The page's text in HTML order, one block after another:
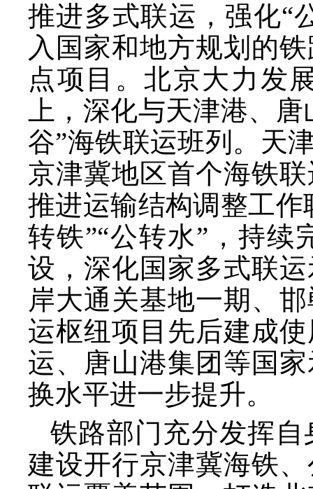
推进多式联运，强化“
入国家和地方规划的
点项目。北京大力发
上，深化与天津港、
谷”海铁联运班列。天
京津冀地区首个海铁
推进运输结构调整工
转铁”“公转水”，持
设，深化国家多式联
岸大通关基地一期、
运枢纽项目先后建成
运、唐山港集团等国
换水平进一步提升。
铁路部门充分发挥
建设开行京津冀海铁